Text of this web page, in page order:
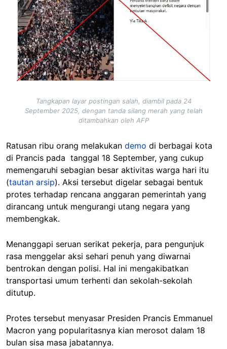
Tangkapan layar postingan salah, diambil pada 24
September 2025, dengan tanda silang merah yang telah
ditambahkan oleh AFP
Ratusan ribu orang melakukan demo di berbagai kota
di Prancis pada tanggal 18 September, yang cukup
memengaruhi sebagian besar aktivitas warga hari itu
(tautan arsip). Aksi tersebut digelar sebagai bentuk
protes terhadap rencana anggaran pemerintah yang
dirancang untuk mengurangi utang negara yang
membengkak.
Menanggapi seruan serikat pekerja, para pengunjuk
rasa menggelar aksi sehari penuh yang diwarnai
bentrokan dengan polisi. Hal ini mengakibatkan
transportasi umum terhenti dan sekolah-sekolah
ditutup.
Protes tersebut menyasar Presiden Prancis Emmanuel
Macron yang popularitasnya kian merosot dalam 18
bulan sisa masa jabatannya.